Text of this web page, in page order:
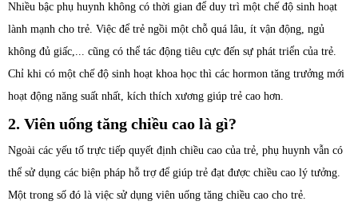
Nhiều bậc phụ huynh không có thời gian để duy trì một chế độ sinh hoạt
lành mạnh cho trẻ. Việc để trẻ ngồi một chỗ quá lâu, ít vận động, ngủ
không đủ giấc,... cũng có thể tác động tiêu cực đến sự phát triển của trẻ.
Chỉ khi có một chế độ sinh hoạt khoa học thì các hormon tăng trưởng mới
hoạt động năng suất nhất, kích thích xương giúp trẻ cao hơn.
2. Viên uống tăng chiều cao là gì?
Ngoài các yếu tố trực tiếp quyết định chiều cao của trẻ, phụ huynh vẫn có
thể sử dụng các biện pháp hỗ trợ để giúp trẻ đạt được chiều cao lý tưởng.
Một trong số đó là việc sử dụng viên uống tăng chiều cao cho trẻ.